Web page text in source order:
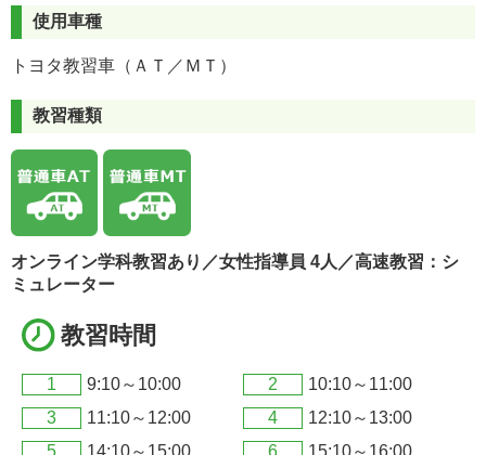
使用車種
トヨタ教習車（ＡＴ／ＭＴ）
教習種類
オンライン学科教習あり／女性指導員 4人／高速教習：シ
ミュレーター
教習時間
1 9:10～10:00 2
10:10～11:00
3
11:10～12:00 4
12:10～13:00